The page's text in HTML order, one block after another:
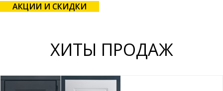
АКЦИИ И СКИДКИ
ХИТЫ ПРОДАЖ